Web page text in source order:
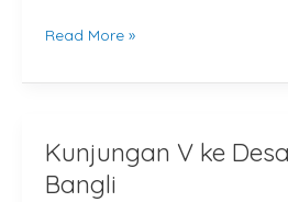
Read More »
Kunjungan V ke
Bangli
Kunjungan
V